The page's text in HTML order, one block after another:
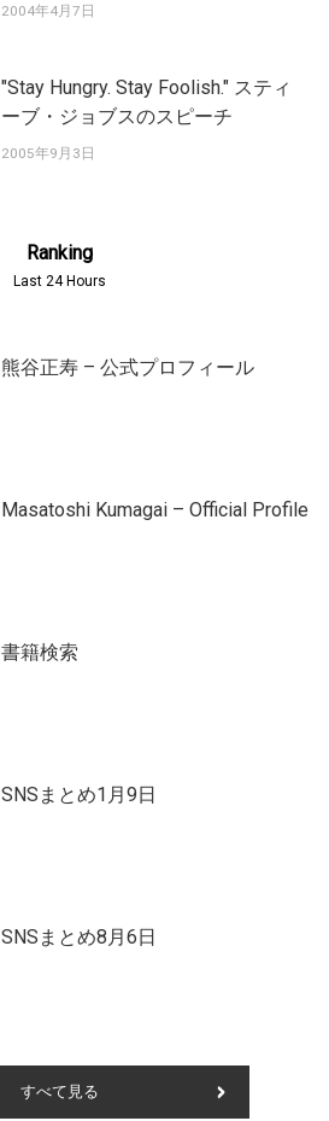
2004年4月7日
"Stay Hungry. Stay Foolish." スティ
ーブ・ジョブスのスピーチ
2005年9月3日
Ranking
Last 24 Hours
熊谷正寿 – 公式プロフィール
Masatoshi Kumagai – Official Profile
書籍検索
SNSまとめ1月9日
SNSまとめ8月6日
すべて見る